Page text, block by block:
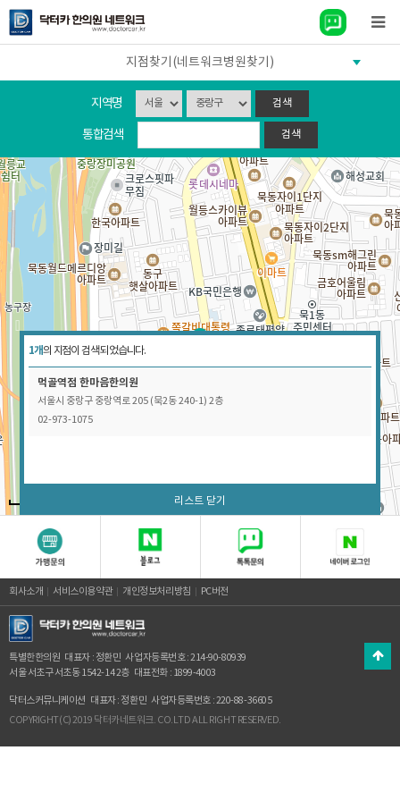
지점찾기(네트워크병원찾기)
지역명
통합검색
1개의 지점이 검색 되었습니다.
먹골역점 한마음한의원
서울시 중랑구 중랑역로 205 (묵2동 240-1) 2층
02-973-1075
리스트 닫기
회사소개 서비스이용약관 개인정보처리방침 PC버전
특별한한의원 대표자 : 정환민 사업자등록번호 : 214-90-80939
서울 서초구 서초동 1542-14 2층 대표전화 : 1899-4003
닥터스커뮤니케이션 대표자 : 정환민 사업자등록번호 : 220-88-36605
COPYRIGHT(C) 2019 닥터카네트워크. CO.LTD ALL RIGHT RESERVED.